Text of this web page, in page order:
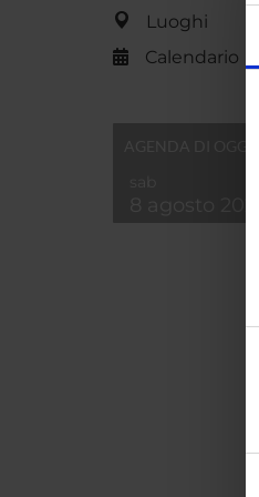
Luoghi
Calendario